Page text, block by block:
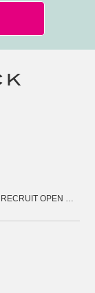
【中途向け・設計経験者歓迎】RECRUIT OPEN HOUSE開催！KNOTの家づくりを体感しませんか。